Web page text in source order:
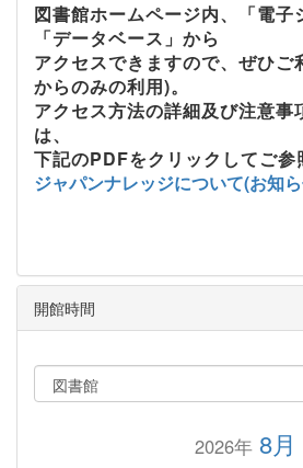
図書館ホームページ内、「電子
「データベース」から
アクセスできますので、ぜひご
からのみの利用)。
アクセス方法の詳細及び注意事
は、
下記のPDFをクリックしてご参
ジャパンナレッジについて(お知
開館時間
2026年8月